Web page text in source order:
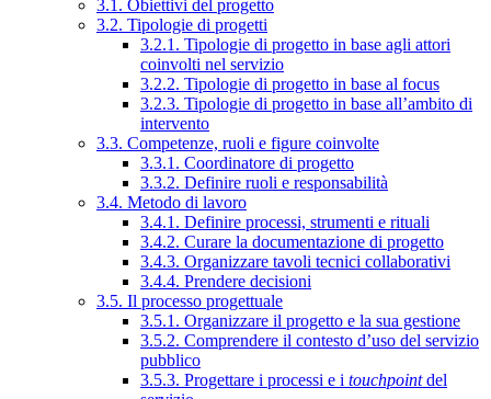
3.1. Obiettivi del progetto
3.2. Tipologie di progetti
3.2.1. Tipologie di progetto in base agli attori
coinvolti nel servizio
3.2.2. Tipologie di progetto in base al focus
3.2.3. Tipologie di progetto in base all’ambito di
intervento
3.3. Competenze, ruoli e figure coinvolte
3.3.1. Coordinatore di progetto
3.3.2. Definire ruoli e responsabilità
3.4. Metodo di lavoro
3.4.1. Definire processi, strumenti e rituali
3.4.2. Curare la documentazione di progetto
3.4.3. Organizzare tavoli tecnici collaborativi
3.4.4. Prendere decisioni
3.5. Il processo progettuale
3.5.1. Organizzare il progetto e la sua gestione
3.5.2. Comprendere il contesto d’uso del servizio
pubblico
3.5.3. Progettare i processi e i touchpointdel